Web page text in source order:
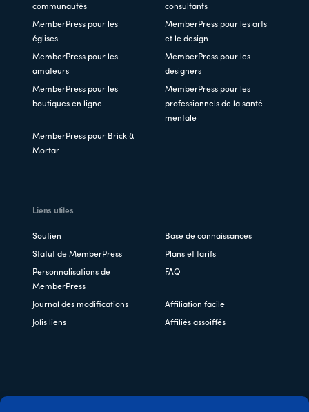
communautés
consultants
MemberPress pour les
églises
MemberPress pour les arts
et le design
MemberPress pour les
amateurs
MemberPress pour les
designers
MemberPress pour les
boutiques en ligne
MemberPress pour les
professionnels de la santé
mentale
MemberPress pour Brick &
Mortar
Liens utiles
Soutien Base de connaissances
Statut de MemberPress Plans et tarifs
Personnalisations de
MemberPress
FAQ
Journal des modifications Affiliation facile
Jolis liens Affiliés assoiffés